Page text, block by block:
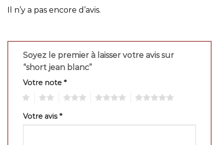
Il n’y a pas encore d’avis.
Soyez le premier à laisser votre avis sur
“short jean blanc”
Votre note *
Votre avis*